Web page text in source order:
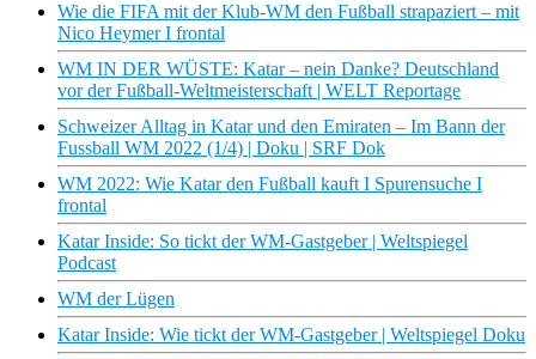
Wie die FIFA mit der Klub-WM den Fußball strapaziert – mit
Nico Heymer I frontal
WM IN DER WÜSTE: Katar – nein Danke? Deutschland
vor der Fußball-Weltmeisterschaft | WELT Reportage
Schweizer Alltag in Katar und den Emiraten – Im Bann der
Fussball WM 2022 (1/4) | Doku | SRF Dok
WM 2022: Wie Katar den Fußball kauft I Spurensuche I
frontal
Katar Inside: So tickt der WM-Gastgeber | Weltspiegel
Podcast
WM der Lügen
Katar Inside: Wie tickt der WM-Gastgeber | Weltspiegel Doku